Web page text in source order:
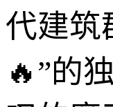
代建筑
🔥”的